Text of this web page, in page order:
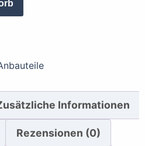
Informationen
Rezensionen (0)